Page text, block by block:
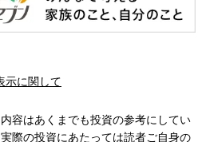
示に関して
容はあくまでも投資の参考にしてい
際の投資にあたっては読者ご自身の